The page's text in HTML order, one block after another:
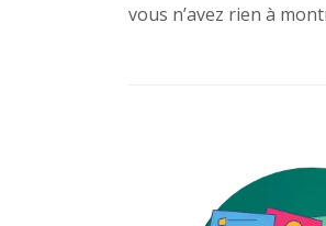
vous n’avez rien à